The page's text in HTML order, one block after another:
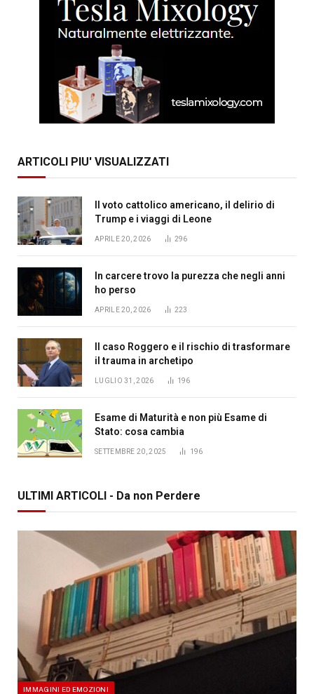
ARTICOLI PIU' VISUALIZZATI
Il voto cattolico americano, il delirio di
Trump e i viaggi di Leone
APRILE 20, 2026 296
In carcere trovo la purezza che negli anni
ho perso
APRILE 20, 2026 223
Il caso Roggero e il rischio di trasformare
il trauma in archetipo
LUGLIO 31, 2026 196
Esame di Maturità e non più Esame di
Stato: cosa cambia
SETTEMBRE 20, 2025 196
ULTIMI ARTICOLI - Da non Perdere
IMMAGINI ED EMOZIONI